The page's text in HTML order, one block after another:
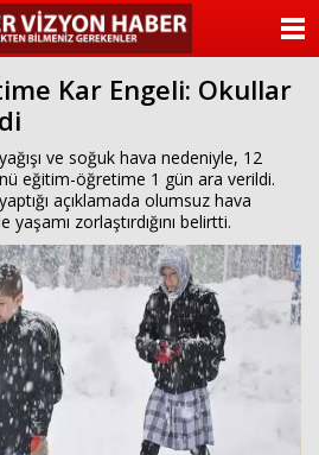
Kar Engeli: Okullar
ve soğuk hava nedeniyle, 12
eğitim-öğretime 1 gün ara verildi.
açıklamada olumsuz hava
yaşamı zorlaştırdığını belirtti.
ANASAYFA
KATEGORİLER
ANKETLER
FOTO GALERİ
VİDEO GALERİ
KÜNYE
İLETİŞİM